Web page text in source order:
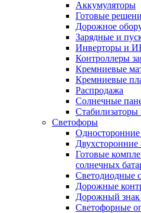
Аккумуляторы
Готовые
Дорожное
Зарядные и
Инверторы и
Контроллеры
Кремниевые
Кремниевые
Распродажа
Солнечные
Светофоры
Готовые
солнечных
Светодиодные
Дорожные
Дорожный
Светофорные